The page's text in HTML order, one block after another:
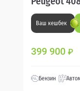
Ваш кешбек
399 900 ₽
Бензин